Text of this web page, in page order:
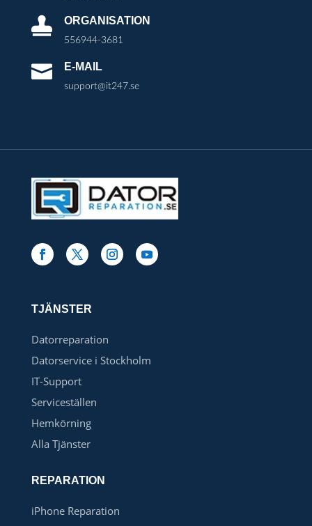
 ORGANISATION
556944-3681
 E-MAIL
support@it247.se
TJÄNSTER
Datorreparation
Datorservice i Stockholm
IT-Support
Serviceställen
Hemkörning
Alla Tjänster
REPARATION
iPhone Reparation